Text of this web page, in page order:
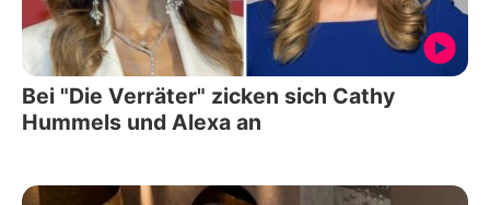
Bei "Die Verräter" zicken sich Cathy
Hummels und Alexa an